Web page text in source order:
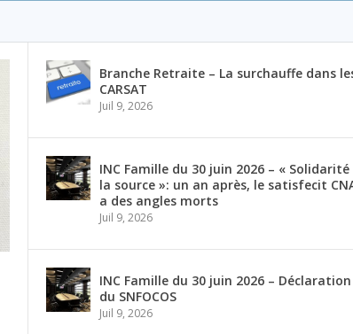
Branche Retraite – La surchauffe dans
CARSAT
Juil 9, 2026
INC Famille du 30 juin 2026 – « Solidarité
la source »: un an après, le satisfecit
a des angles morts
Juil 9, 2026
INC Famille du 30 juin 2026 – Déclaration
du SNFOCOS
Juil 9, 2026